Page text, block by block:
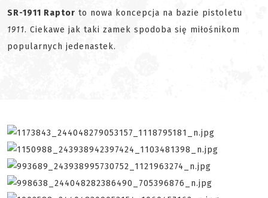
SR-1911 Raptor to nowa koncepcja na bazie pistoletu
1911. Ciekawe jak taki zamek spodoba się miłośnikom
popularnych jedenastek.